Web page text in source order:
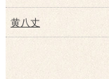
黄八丈